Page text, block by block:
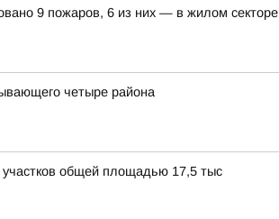
9 пожаров, 6 из них — в жилом секторе
четыре района
общей площадью 17,5 тыс